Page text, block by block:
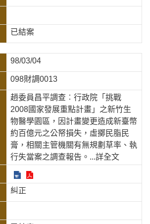
已結案
98/03/04
098財調0013
趙委員昌平調查︰行政院「挑戰
2008國家發展重點計畫」之新竹生
物醫學園區，因計畫變更造成新臺幣
約百億元之公帑損失，虛擲民脂民
膏，相關主管機關有無規劃草率、執
行失當案之調查報告。 ...詳全文
糾正